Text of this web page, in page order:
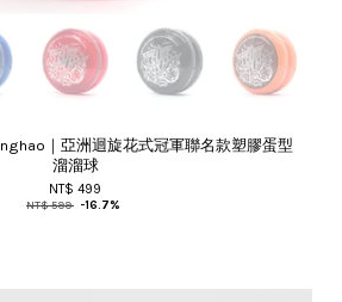
｜亞洲迴旋花式冠軍聯名款塑膠蛋型
溜溜球
NT$ 499
NT$ 599 -16.7%